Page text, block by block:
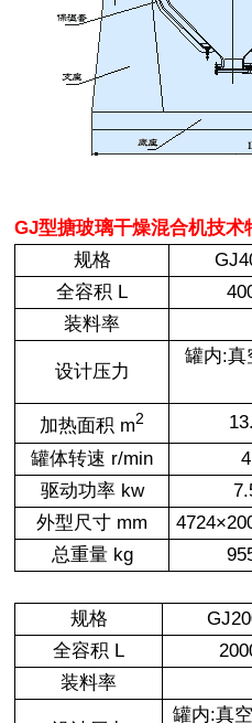
GJ型搪玻璃干燥混合机技术
规格
全容积 L
装料率
设计压力
罐内:真
加热面积 m2
罐体转速 r/min
4
驱动功率 kw
外型尺寸 mm
总重量 kg
规格
全容积 L
装料率
罐内:真